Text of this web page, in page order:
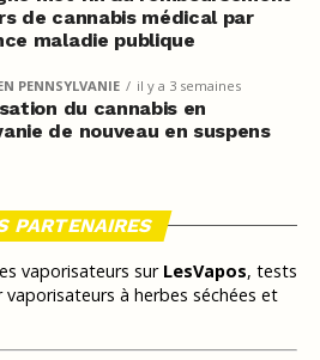
de cannabis médical par
maladie publique
PENNSYLVANIE il y a 3 semaines
du cannabis en
de nouveau en suspens
PARTENAIRES
vaporisateurs sur LesVapos, tests
vaporisateurs à herbes séchées et